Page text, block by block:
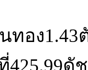
ทอง1.43
425.99